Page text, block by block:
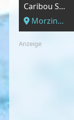
Caribou Sport
Morzine, Hochsavoyen
Anzeige